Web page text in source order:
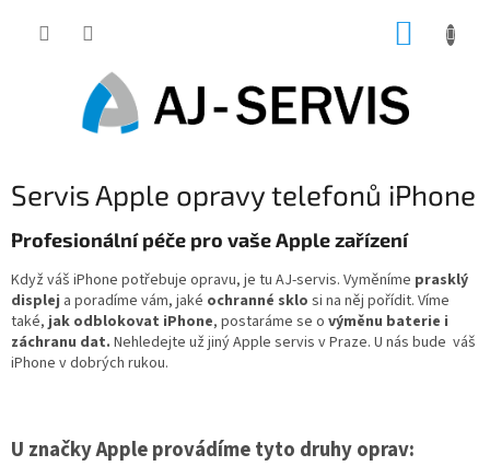
Servis Apple opravy telefonů iPhone
Profesionální péče pro vaše Apple zařízení
Když váš iPhone potřebuje opravu, je tu AJ-servis. Vyměníme prasklý
displej a poradíme vám, jaké ochranné sklo si na něj pořídit. Víme
také,jak odblokovat iPhone, postaráme se o výměnu baterie i
záchranu dat. Nehledejte už jiný Apple servis v Praze. U nás bude váš
iPhone v dobrých rukou.
U značky Apple provádíme tyto druhy oprav: